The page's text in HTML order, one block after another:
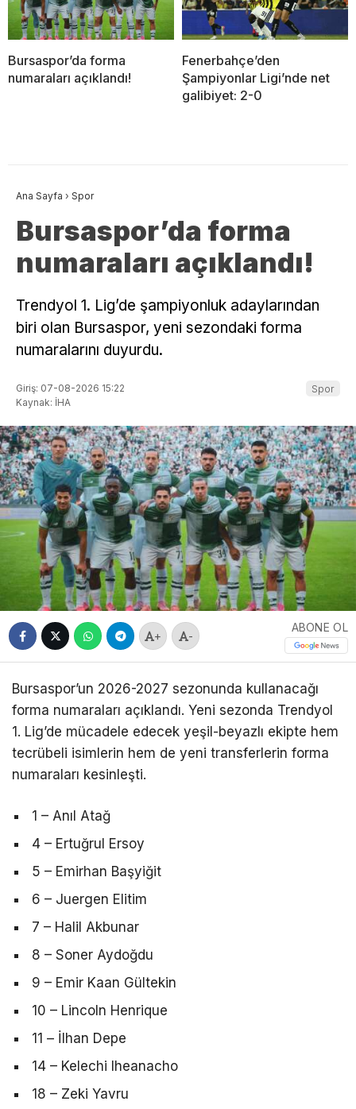
Bursaspor’da forma
numaraları açıklandı!
Fenerbahçe’den
Şampiyonlar Ligi’nde net
galibiyet: 2-0
Ana Sayfa › Spor
Bursaspor’da forma
numaraları açıklandı!
Trendyol 1. Lig’de şampiyonluk adaylarından
biri olan Bursaspor, yeni sezondaki forma
numaralarını duyurdu.
Giriş: 07-08-2026 15:22
Kaynak: İHA
Spor
+ -
ABONE OL
Bursaspor’un 2026-2027 sezonunda kullanacağı
forma numaraları açıklandı. Yeni sezonda Trendyol
1. Lig’de mücadele edecek yeşil-beyazlı ekipte hem
tecrübeli isimlerin hem de yeni transferlerin forma
numaraları kesinleşti.
1 – Anıl Atağ
4 – Ertuğrul Ersoy
5 – Emirhan Başyiğit
6 – Juergen Elitim
7 – Halil Akbunar
8 – Soner Aydoğdu
9 – Emir Kaan Gültekin
10 – Lincoln Henrique
11 – İlhan Depe
14 – Kelechi Iheanacho
18 – Zeki Yavru